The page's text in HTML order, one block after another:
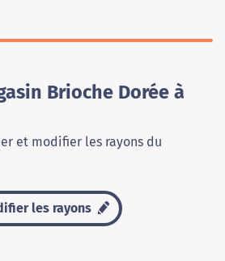
Brioche Dorée à
et modifier les rayons du
les rayons